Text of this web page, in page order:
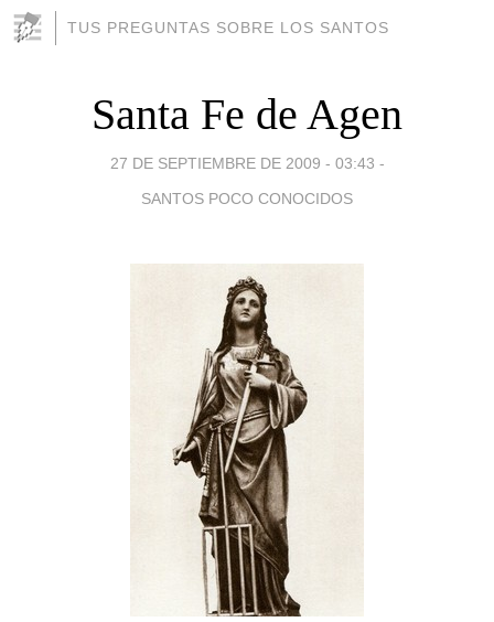
TUS PREGUNTAS SOBRE LOS SANTOS
Santa Fe de Agen
27 DE SEPTIEMBRE DE 2009 - 03:43 -
SANTOS POCO CONOCIDOS